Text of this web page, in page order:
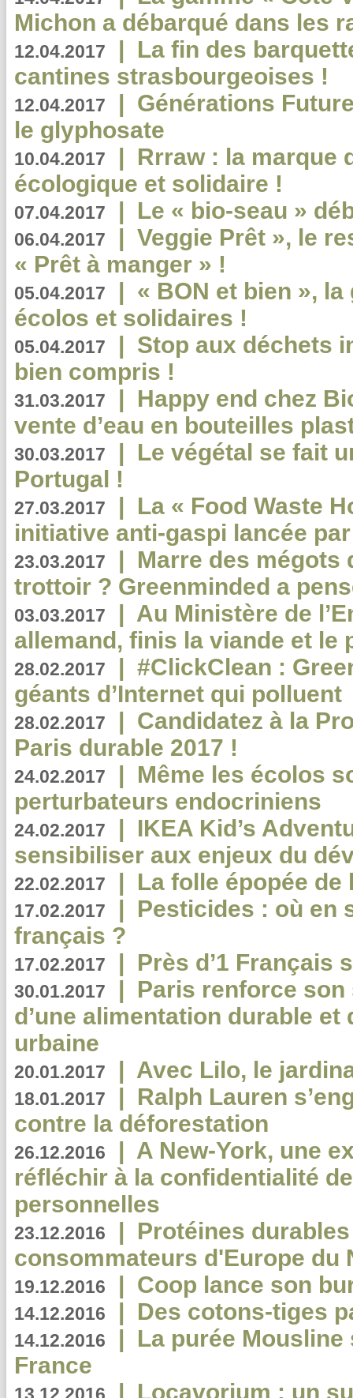
Michon a débarqué dans les
12.04.2017 | La fin des
cantines strasbourgeoises !
12.04.2017 | Générations
le glyphosate
10.04.2017 | Rrraw : la marque
écologique et solidaire !
07.04.2017 | Le « bio-seau »
06.04.2017 | Veggie Prêt », le
« Prêt à manger » !
05.04.2017 | « BON et bien »,
écolos et solidaires !
05.04.2017 | Stop aux déchets
bien compris !
31.03.2017 | Happy end chez
vente d’eau en bouteilles
30.03.2017 | Le végétal se fait
Portugal !
27.03.2017 | La « Food Waste
initiative anti-gaspi lancée
23.03.2017 | Marre des mégots
trottoir ? Greenminded a
03.03.2017 | Au Ministère de
allemand, finis la viande et le
28.02.2017 | #ClickClean :
géants d’Internet qui polluent
28.02.2017 | Candidatez à la
Paris durable 2017 !
24.02.2017 | Même les écolos
perturbateurs endocriniens
24.02.2017 | IKEA Kid’s
sensibiliser aux enjeux du
22.02.2017 | La folle épopée de
17.02.2017 | Pesticides : où en
français ?
17.02.2017 | Près d’1 Français
30.01.2017 | Paris renforce
d’une alimentation durable et
urbaine
20.01.2017 | Avec Lilo, le
18.01.2017 | Ralph Lauren
contre la déforestation
26.12.2016 | A New-York, une
réfléchir à la confidentialité
personnelles
23.12.2016 | Protéines
consommateurs d'Europe du
19.12.2016 | Coop lance son
14.12.2016 | Des cotons-tiges
14.12.2016 | La purée
France
| Locavorium : un